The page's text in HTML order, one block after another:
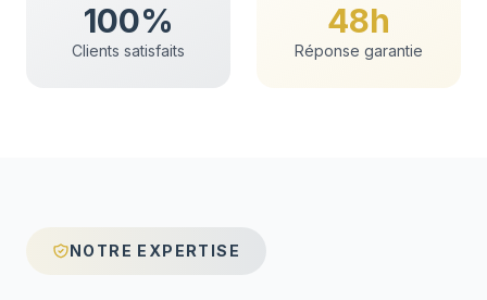
100%
Clients satisfaits
48h
Réponse garantie
NOTRE EXPERTISE